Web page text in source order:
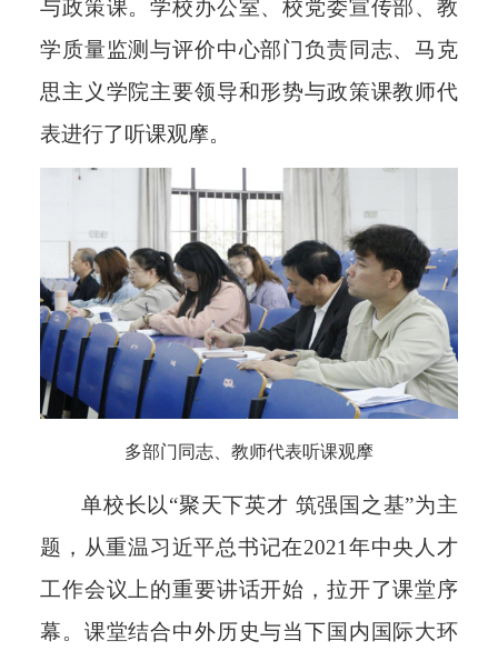
与政策课。学校办公室、校党委宣传部、教
学质量监测与评价中心部门负责同志、马克
思主义学院主要领导和形势与政策课教师代
表进行了听课观摩。
多部门同志、教师代表听课观摩
单校长以“聚天下英才 筑强国之基”为主
题，从重温习近平总书记在2021年中央人才
工作会议上的重要讲话开始，拉开了课堂序
幕。课堂结合中外历史与当下国内国际大环